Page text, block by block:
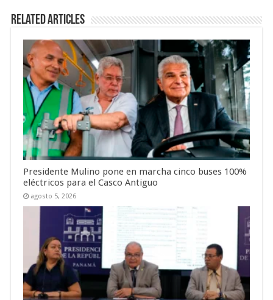
Related Articles
Presidente Mulino pone en marcha cinco buses 100%
eléctricos para el Casco Antiguo
agosto 5, 2026